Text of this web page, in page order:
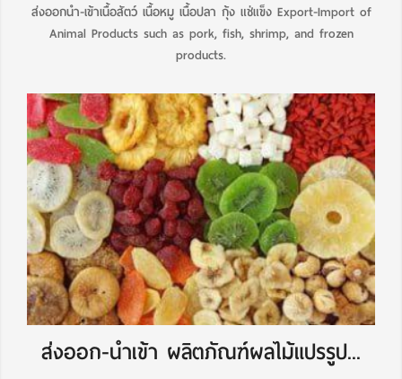
ส่งออกนำ-เข้าเนื้อสัตว์ เนื้อหมู เนื้อปลา กุ้ง แช่แข็ง Export-Import of
Animal Products such as pork, fish, shrimp, and frozen
products.
ส่งออก-นำเข้า ผลิตภัณฑ์ผลไม้แปรรูป...